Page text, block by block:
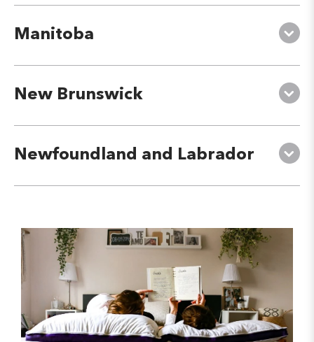
Manitoba
New Brunswick
Newfoundland and Labrador